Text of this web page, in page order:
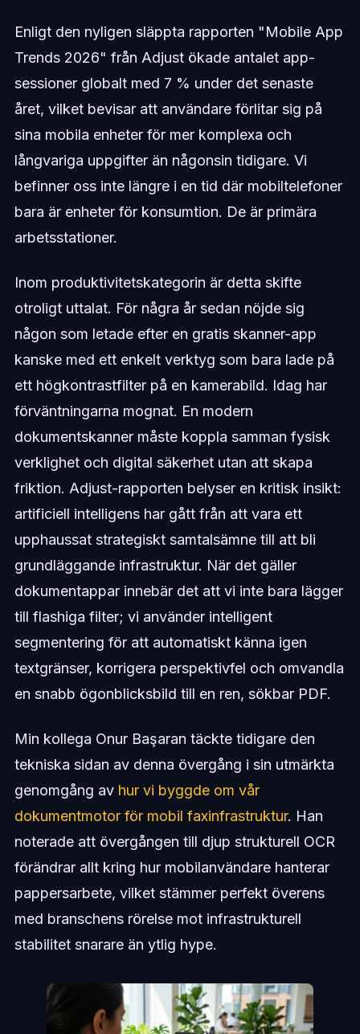
Enligt den nyligen släppta rapporten "Mobile App
Trends 2026" från Adjust ökade antalet app-
sessioner globalt med 7 % under det senaste
året, vilket bevisar att användare förlitar sig på
sina mobila enheter för mer komplexa och
långvariga uppgifter än någonsin tidigare. Vi
befinner oss inte längre i en tid där mobiltelefoner
bara är enheter för konsumtion. De är primära
arbetsstationer.
Inom produktivitetskategorin är detta skifte
otroligt uttalat. För några år sedan nöjde sig
någon som letade efter en gratis skanner-app
kanske med ett enkelt verktyg som bara lade på
ett högkontrastfilter på en kamerabild. Idag har
förväntningarna mognat. En modern
dokumentskanner måste koppla samman fysisk
verklighet och digital säkerhet utan att skapa
friktion. Adjust-rapporten belyser en kritisk insikt:
artificiell intelligens har gått från att vara ett
upphaussat strategiskt samtalsämne till att bli
grundläggande infrastruktur. När det gäller
dokumentappar innebär det att vi inte bara lägger
till flashiga filter; vi använder intelligent
segmentering för att automatiskt känna igen
textgränser, korrigera perspektivfel och omvandla
en snabb ögonblicksbild till en ren, sökbar PDF.
Min kollega Onur Başaran täckte tidigare den
tekniska sidan av denna övergång i sin utmärkta
genomgång av hur vi byggde om vår
dokumentmotor för mobil faxinfrastruktur. Han
noterade att övergången till djup strukturell OCR
förändrar allt kring hur mobilanvändare hanterar
pappersarbete, vilket stämmer perfekt överens
med branschens rörelse mot infrastrukturell
stabilitet snarare än ytlig hype.